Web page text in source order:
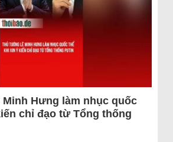
Hưng làm nhục quốc
chỉ đạo từ Tổng thống